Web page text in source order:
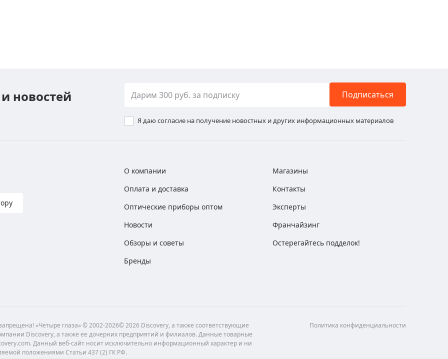
новостей Подписаться
Я даю согласие на получение новостных и других информационных материалов
О компании
Оплата и доставка
Оптические приборы оптом
Новости
Обзоры и советы
Бренды
Магазины
Контакты
Эксперты
Франчайзинг
Остерегайтесь подделок!
«Четыре глаза» © 2002-2026© 2026 Discovery, а также соответствующие
Discovery, а также ее дочерних предприятий и филиалов. Данные товарные
Данный веб-сайт носит исключительно информационный характер и ни
положениями Статьи 437 (2) ГК РФ.
Политика конфиденциальности